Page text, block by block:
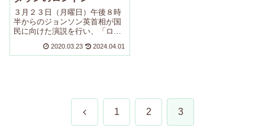
３月２３日（月曜日）午後８時
半からのジョンソン英首相が国
民に向けた演説を行い、「ロッ
2020.03.23 2024.04.01
前 1 2 3